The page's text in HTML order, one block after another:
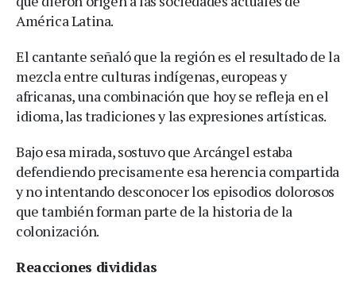
América Latina.
El cantante señaló que la región es el resultado de la
mezcla entre culturas indígenas, europeas y
africanas, una combinación que hoy se refleja en el
idioma, las tradiciones y las expresiones artísticas.
Bajo esa mirada, sostuvo que Arcángel estaba
defendiendo precisamente esa herencia compartida
y no intentando desconocer los episodios dolorosos
que también forman parte de la historia de la
colonización.
Reacciones divididas